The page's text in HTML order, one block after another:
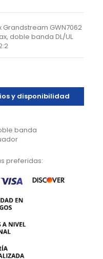
Grandstream GWN7062
doble banda DL/UL
y disponibilidad
banda
preferidas: